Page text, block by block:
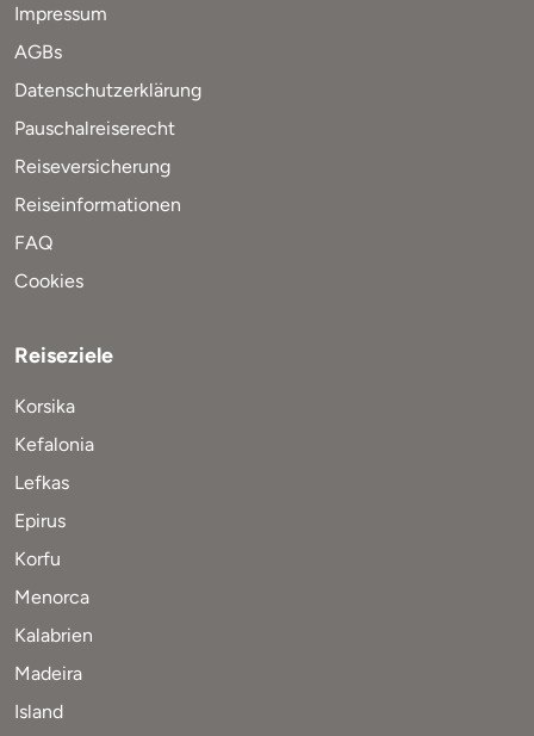
Impressum
AGBs
Datenschutzerklärung
Pauschalreiserecht
Reiseversicherung
Reiseinformationen
FAQ
Cookies
Reiseziele
Korsika
Kefalonia
Lefkas
Epirus
Korfu
Menorca
Kalabrien
Madeira
Island